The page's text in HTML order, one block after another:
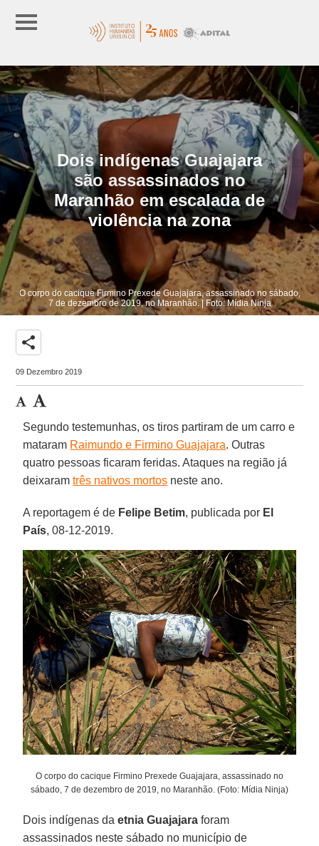
Dois indígenas Guajajara
são assassinados no
Maranhão em escalada de
violência na zona
O corpo do cacique Firmino Prexede Guajajara, assassinado no sábado,
7 de dezembro de 2019, no Maranhão. | Foto: Mídia Ninja
share
09 Dezembro 2019
Segundo testemunhas, os tiros partiram de um carro e
mataram Raimundo e Firmino Guajajara. Outras
quatro pessoas ficaram feridas. Ataques na região já
deixaramtrês nativos mortos neste ano.
A reportagem é de Felipe Betim, publicada por El
País, 08-12-2019.
O corpo do cacique Firmino Prexede Guajajara, assassinado no
sábado, 7 de dezembro de 2019, no Maranhão. (Foto: Mídia Ninja)
Dois indígenas daetnia Guajajara foram
assassinados neste sábado no município de